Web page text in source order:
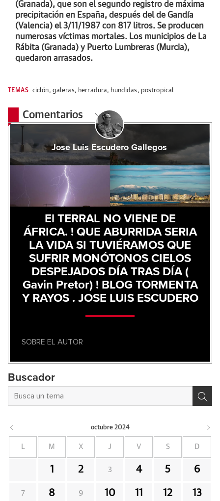
(Granada), que son el segundo registro de máxima
precipitación en España, después del de Gandía
(Valencia) el 3/11/1987 con 817 litros. Se producen
numerosas víctimas mortales. Los municipios de La
Rábita (Granada) y Puerto Lumbreras (Murcia),
quedaron arrasados.
TEMAS ciclón, galeras, herradura, hundidas, postropical
Comentarios
Jose Luis Escudero Gallegos
El TERRAL NO VIENE DE
ÁFRICA. ! QUE ABURRIDA SERIA
LA VIDA SI TUVIÉRAMOS QUE
SUFRIR MONÓTONOS CIELOS
DESPEJADOS DÍA TRAS DÍA (
Gavin Pretor) ! BLOG TORMENTA
Y RAYOS . JOSE LUIS ESCUDERO
SOBRE EL AUTOR
Buscador
octubre 2024
L M X J V S D
1 2 3 4 5 6
7 8 9 10 11 12 13